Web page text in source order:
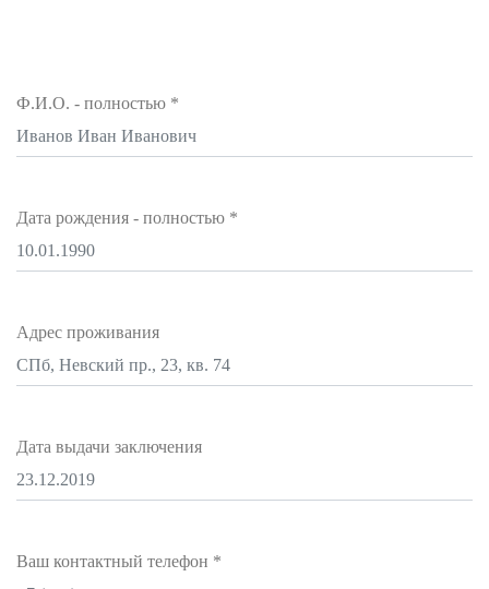
Ф.И.О. - полностью *
Дата рождения - полностью *
Адрес проживания
Дата выдачи заключения
Ваш контактный телефон *